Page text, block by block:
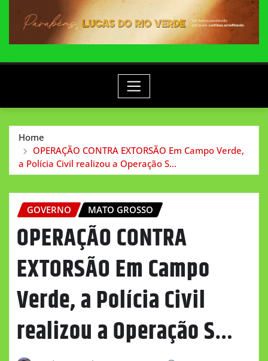
Home
OPERAÇÃO CONTRA EXTORSÃO Em Campo Verde,
a Polícia Civil realizou a Operação S…
GOVERNO MATO GROSSO
OPERAÇÃO CONTRA
EXTORSÃO Em Campo
Verde, a Polícia Civil
realizou a Operação S…